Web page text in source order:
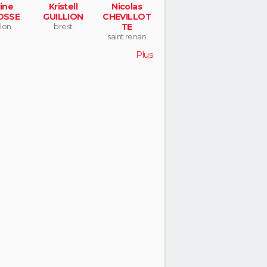
Kristell
GUILLION
brest
Nicolas
CHEVILLOT
TE
saint renan
Plus